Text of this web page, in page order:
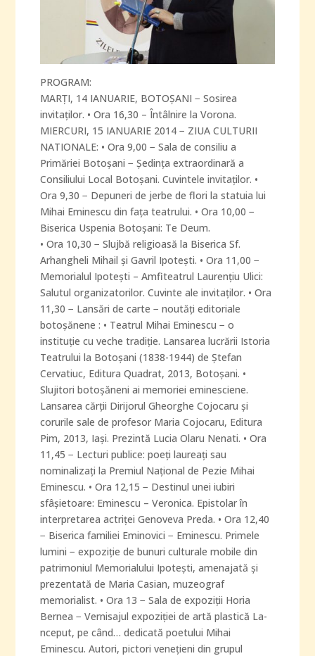
PROGRAM:
MARŢI, 14 IANUARIE, BOTOŞANI − Sosirea
invitaţilor. • Ora 16,30 – Întâlnire la Vorona.
MIERCURI, 15 IANUARIE 2014 − ZIUA CULTURII
NATIONALE: • Ora 9,00 − Sala de consiliu a
Primăriei Botoşani − Şedinţa extraordinară a
Consiliului Local Botoşani. Cuvintele invitaţilor. •
Ora 9,30 − Depuneri de jerbe de flori la statuia lui
Mihai Eminescu din faţa teatrului. • Ora 10,00 −
Biserica Uspenia Botoşani: Te Deum.
• Ora 10,30 − Slujbă religioasă la Biserica Sf.
Arhangheli Mihail şi Gavril Ipoteşti. • Ora 11,00 −
Memorialul Ipoteşti – Amfiteatrul Laurenţiu Ulici:
Salutul organizatorilor. Cuvinte ale invitaţilor. • Ora
11,30 − Lansări de carte − noutăţi editoriale
botoşănene : • Teatrul Mihai Eminescu − o
instituţie cu veche tradiţie. Lansarea lucrării Istoria
Teatrului la Botoşani (1838-1944) de Ştefan
Cervatiuc, Editura Quadrat, 2013, Botoşani. •
Slujitori botoşăneni ai memoriei eminesciene.
Lansarea cărţii Dirijorul Gheorghe Cojocaru şi
corurile sale de profesor Maria Cojocaru, Editura
Pim, 2013, Iaşi. Prezintă Lucia Olaru Nenati. • Ora
11,45 − Lecturi publice: poeţi laureaţi sau
nominalizaţi la Premiul Naţional de Pezie Mihai
Eminescu. • Ora 12,15 − Destinul unei iubiri
sfâşietoare: Eminescu – Veronica. Epistolar în
interpretarea actriţei Genoveva Preda. • Ora 12,40
− Biserica familiei Eminovici − Eminescu. Primele
lumini − expoziţie de bunuri culturale mobile din
patrimoniul Memorialului Ipoteşti, amenajată şi
prezentată de Maria Casian, muzeograf
memorialist. • Ora 13 − Sala de expoziţii Horia
Bernea − Vernisajul expoziţiei de artă plastică La-
nceput, pe când… dedicată poetului Mihai
Eminescu. Autori, pictori veneţieni din grupul